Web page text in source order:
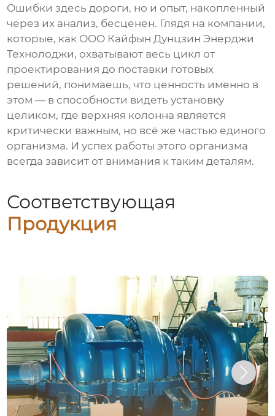
Ошибки здесь дороги, но и опыт, накопленный
через их анализ, бесценен. Глядя на компании,
которые, как ООО Кайфын Дунцзин Энерджи
Технолоджи, охватывают весь цикл от
проектирования до поставки готовых
решений, понимаешь, что ценность именно в
этом — в способности видеть установку
целиком, где верхняя колонна является
критически важным, но всё же частью единого
организма. И успех работы этого организма
всегда зависит от внимания к таким деталям.
Соответствующая
Продукция